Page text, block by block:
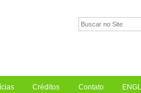
Busca
Créditos Contato